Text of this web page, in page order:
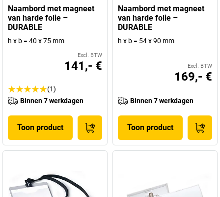
Naambord met magneet
van harde folie –
DURABLE
h x b = 40 x 75 mm
Excl. BTW
141,- €
(1)
Binnen 7 werkdagen
Toon product
Naambord met magneet
van harde folie –
DURABLE
h x b = 54 x 90 mm
Excl. BTW
169,- €
Binnen 7 werkdagen
Toon product